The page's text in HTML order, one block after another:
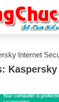
Internet